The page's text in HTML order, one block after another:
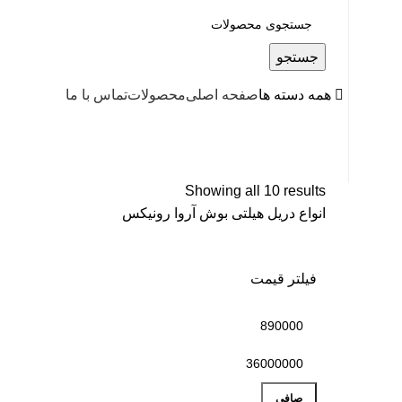
جستجو
همه دسته هاصفحه اصلیمحصولاتتماس با ما
Showing all 10 results
انواع دریل هیلتی بوش آروا رونیکس
فیلتر قیمت
صافی